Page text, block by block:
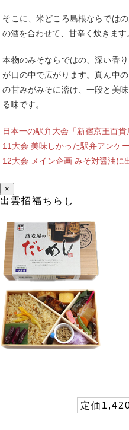
そこに、米どころ島根ならでは
の酒を合わせて、甘辛く炊きます
本物のみそならではの、深い香
が口の中で広がります。真ん中
の甘みがみそに溶け、一段と美
る味です。
日本一の駅弁大会「新宿京王百貨
11大会 美味しかった駅弁アンケ
12大会 メイン企画 みそ対醤油
×
出雲招福ちらし
定価